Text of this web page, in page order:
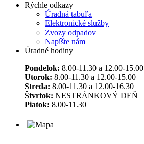
Rýchle odkazy
Úradná tabuľa
Elektronické služby
Zvozy odpadov
Napíšte nám
Úradné hodiny
Pondelok: 8.00-11.30 a 12.00-15.00
Utorok: 8.00-11.30 a 12.00-15.00
Streda: 8.00-11.30 a 12.00-16.30
Štvrtok: NESTRÁNKOVÝ DEŇ
Piatok: 8.00-11.30